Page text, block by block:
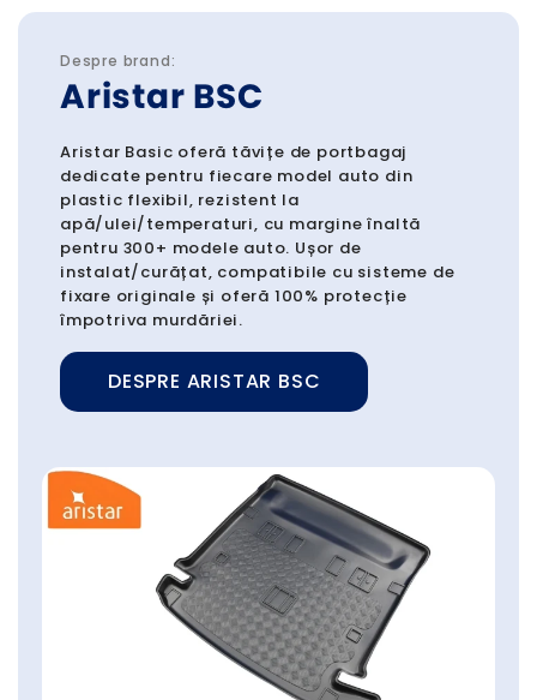
Despre brand:
Aristar BSC
Aristar Basic oferă tăvițe de portbagaj
dedicate pentru fiecare model auto din
plastic flexibil, rezistent la
apă/ulei/temperaturi, cu margine înaltă
pentru 300+ modele auto. Ușor de
instalat/curățat, compatibile cu sisteme de
fixare originale și oferă 100% protecție
împotriva murdăriei.
DESPRE ARISTAR BSC